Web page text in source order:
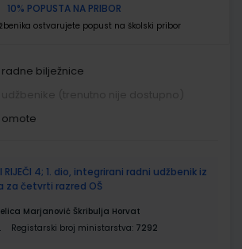
10% POPUSTA NA PRIBOR
ostvarujete popust na školski pribor
bilježnice
omote
I RIJEČI 4; 1. dio, integrirani radni udžbenik iz
za četvrti razred OŠ
Marjanović Škribulja Horvat
Registarski broj ministarstva: 7292